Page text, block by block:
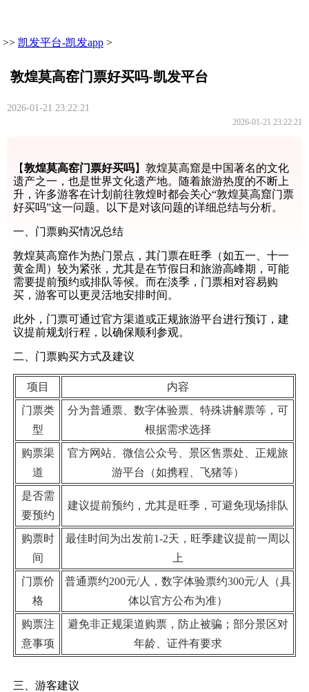
>> 凯发平台-凯发app >
敦煌莫高窑门票好买吗-凯发平台
2026-01-21 23:22:21
2026-01-21 23:22:21
【敦煌莫高窑门票好买吗】敦煌莫高窟是中国著名的文化
遗产之一，也是世界文化遗产地。随着旅游热度的不断上
升，许多游客在计划前往敦煌时都会关心“敦煌莫高窟门票
好买吗”这一问题。以下是对该问题的详细总结与分析。
一、门票购买情况总结
敦煌莫高窟作为热门景点，其门票在旺季（如五一、十一
黄金周）较为紧张，尤其是在节假日和旅游高峰期，可能
需要提前预约或排队等候。而在淡季，门票相对容易购
买，游客可以更灵活地安排时间。
此外，门票可通过官方渠道或正规旅游平台进行预订，建
议提前规划行程，以确保顺利参观。
二、门票购买方式及建议
项目
内容
门票类
型
分为普通票、数字体验票、特殊讲解票等，可
根据需求选择
购票渠
道
官方网站、微信公众号、景区售票处、正规旅
游平台（如携程、飞猪等）
是否需
要预约
建议提前预约，尤其是旺季，可避免现场排队
购票时
间
最佳时间为出发前1-2天，旺季建议提前一周以
上
门票价
格
普通票约200元/人，数字体验票约300元/人（具
体以官方公布为准）
购票注
意事项
避免非正规渠道购票，防止被骗；部分景区对
年龄、证件有要求
三、游客建议